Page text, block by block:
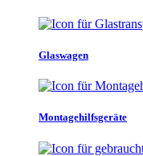
Glaswagen
Montagehilfsgeräte